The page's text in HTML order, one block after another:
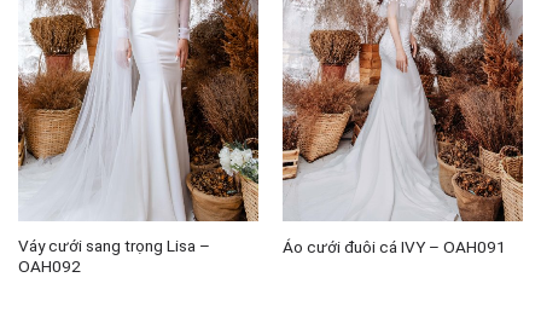
Váy cưới sang trọng Lisa –
OAH092
Áo cưới đuôi cá IVY – OAH091